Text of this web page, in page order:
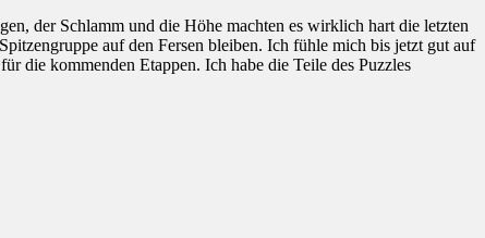
der Schlamm und die Höhe machten es wirklich hart die letzten
auf den Fersen bleiben. Ich fühle mich bis jetzt gut auf
die kommenden Etappen. Ich habe die Teile des Puzzles